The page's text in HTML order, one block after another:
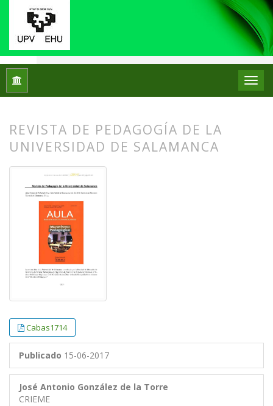
Inicio Reseñas bibliográficas
REVISTA DE PEDAGOGÍA DE LA
UNIVERSIDAD DE SALAMANCA
Cabas1714
Publicado 15-06-2017
José Antonio González de la Torre
CRIEME